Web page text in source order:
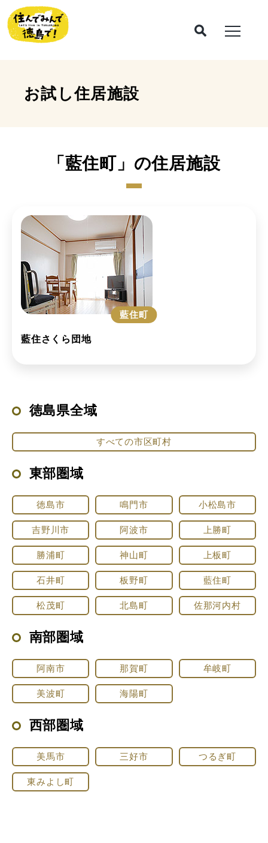
お試し住居施設
「藍住町」の住居施設
藍住町
藍住さくら団地
徳島県全域
すべての市区町村
東部圏域
徳島市 鳴門市 小松島市
吉野川市 阿波市 上勝町
勝浦町 神山町 上板町
石井町 板野町 藍住町
松茂町 北島町 佐那河内村
南部圏域
阿南市 那賀町 牟岐町
美波町 海陽町
西部圏域
美馬市 三好市 つるぎ町
東みよし町